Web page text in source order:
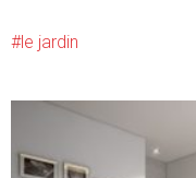
le jardin